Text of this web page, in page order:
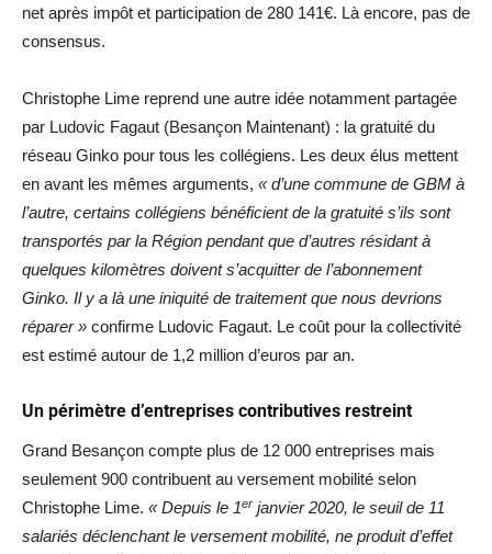
net après impôt et participation de 280 141€. Là encore, pas de
consensus.
Christophe Lime reprend une autre idée notamment partagée
par Ludovic Fagaut (Besançon Maintenant) : la gratuité du
réseau Ginko pour tous les collégiens. Les deux élus mettent
en avant les mêmes arguments, « d’une commune de GBM à
l’autre, certains collégiens bénéficient de la gratuité s’ils sont
transportés par la Région pendant que d’autres résidant à
quelques kilomètres doivent s’acquitter de l’abonnement
Ginko. Il y a là une iniquité de traitement que nous devrions
réparer » confirme Ludovic Fagaut. Le coût pour la collectivité
est estimé autour de 1,2 million d’euros par an.
Un périmètre d’entreprises contributives restreint
Grand Besançon compte plus de 12 000 entreprises mais
seulement 900 contribuent au versement mobilité selon
Christophe Lime. « Depuis le 1er janvier 2020, le seuil de 11
salariés déclenchant le versement mobilité, ne produit d’effet